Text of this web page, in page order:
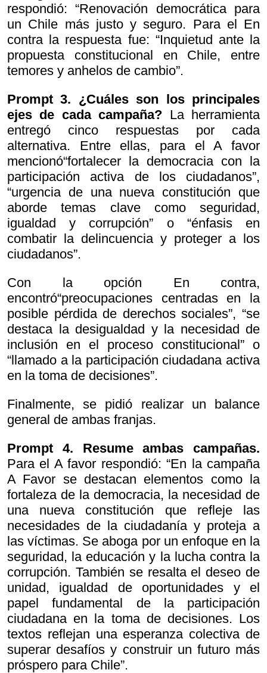
respondió: “Renovación democrática para
un Chile más justo y seguro. Para el En
contra la respuesta fue: “Inquietud ante la
propuesta constitucional en Chile, entre
temores y anhelos de cambio”.
Prompt 3. ¿Cuáles son los principales
ejes de cada campaña? La herramienta
entregó cinco respuestas por cada
alternativa. Entre ellas, para el A favor
mencionó“fortalecer la democracia con la
participación activa de los ciudadanos”,
“urgencia de una nueva constitución que
aborde temas clave como seguridad,
igualdad y corrupción” o “énfasis en
combatir la delincuencia y proteger a los
ciudadanos”.
Con la opción En contra,
encontró“preocupaciones centradas en la
posible pérdida de derechos sociales”, “se
destaca la desigualdad y la necesidad de
inclusión en el proceso constitucional” o
“llamado a la participación ciudadana activa
en la toma de decisiones”.
Finalmente, se pidió realizar un balance
general de ambas franjas.
Prompt 4. Resume ambas campañas.
Para el A favor respondió: “En la campaña
A Favor se destacan elementos como la
fortaleza de la democracia, la necesidad de
una nueva constitución que refleje las
necesidades de la ciudadanía y proteja a
las víctimas. Se aboga por un enfoque en la
seguridad, la educación y la lucha contra la
corrupción. También se resalta el deseo de
unidad, igualdad de oportunidades y el
papel fundamental de la participación
ciudadana en la toma de decisiones. Los
textos reflejan una esperanza colectiva de
superar desafíos y construir un futuro más
próspero para Chile”.